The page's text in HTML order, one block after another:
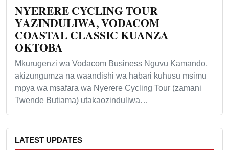
NYERERE CYCLING TOUR
YAZINDULIWA, VODACOM
COASTAL CLASSIC KUANZA
OKTOBA
Mkurugenzi wa Vodacom Business Nguvu Kamando,
akizungumza na waandishi wa habari kuhusu msimu
mpya wa msafara wa Nyerere Cycling Tour (zamani
Twende Butiama) utakaozinduliwa…
LATEST UPDATES